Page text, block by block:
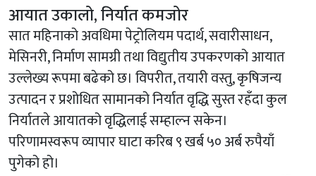
आयात उकालो, निर्यात कमजोर
सात महिनाको अवधिमा पेट्रोलियम पदार्थ, सवारीसाधन,
मेसिनरी, निर्माण सामग्री तथा विद्युतीय उपकरणको आयात
उल्लेख्य रूपमा बढेको छ। विपरीत, तयारी वस्तु, कृषिजन्य
उत्पादन र प्रशोधित सामानको निर्यात वृद्धि सुस्त रहँदा कुल
निर्यातले आयातको वृद्धिलाई सम्हाल्न सकेन।
परिणामस्वरूप व्यापार घाटा करिब ९ खर्ब ५० अर्ब रुपैयाँ
पुगेको हो।